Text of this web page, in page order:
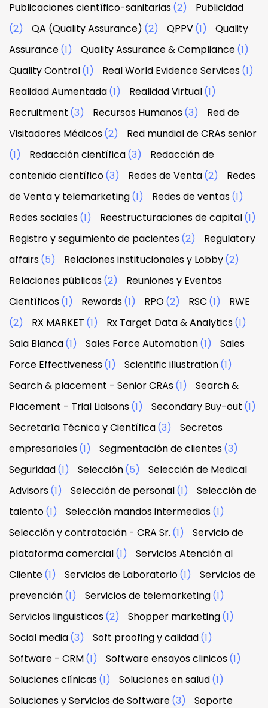
Publicaciones científico-sanitarias(2)
Publicidad
(2)
QA (Quality Assurance) (2) QPPV(1)
Quality
Assurance(1) Quality Assurance & Compliance(1)
Quality Control(1) Real World Evidence Services(1)
Realidad Aumentada(1) Realidad Virtual(1)
Recruitment (3) Recursos Humanos(3)
Red de
Visitadores Médicos(2)
Red mundial de CRAs senior
(1)
Redacción científica(3)
Redacción de
contenido científico(3) Redes de Venta(2)
Redes
de Venta y telemarketing(1) Redes de ventas(1)
Redes sociales(1) Reestructuraciones de capital(1)
Registro y seguimiento de pacientes(2)
Regulatory
affairs(5) Relaciones institucionales y Lobby(2)
Relaciones públicas(2)
Reuniones y Eventos
Científicos(1) Rewards(1) RPO(2) RSC (1)
RWE
(2)
RX MARKET (1) Rx Target Data & Analytics(1)
Sala Blanca(1) Sales Force Automation(1)
Sales
Force Effectiveness(1) Scientific illustration(1)
Search & placement - Senior CRAs(1)
Search &
Placement - Trial Liaisons(1) Secondary Buy-out (1)
Secretaría Técnica y Científica(3)
Secretos
empresariales(1) Segmentación de clientes(3)
Seguridad(1) Selección(5)
Selección de Medical
Advisors(1) Selección de personal(1)
Selección de
talento(1) Selección mandos intermedios(1)
Selección y contratación - CRA Sr. (1)
Servicio de
plataforma comercial(1)
Servicios Atención al
Cliente(1) Servicios de Laboratorio(1)
Servicios de
prevención(1) Servicios de telemarketing(1)
Servicios linguisticos(2) Shopper marketing(1)
Social media(3) Soft proofing y calidad(1)
Software - CRM(1) Software ensayos clinicos(1)
Soluciones clínicas(1) Soluciones en salud(1)
Soluciones y Servicios de Software(3)
Soporte